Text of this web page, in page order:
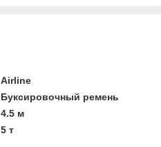
Airline
Буксировочный ремень
4.5 м
5 т